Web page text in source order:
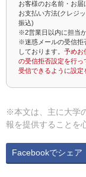
お客様のお名前・お
お支払い方法(クレジ
振込)
※2営業日以内に担当
※迷惑メールの受信拒
しております。 予めお
の受信拒否設定を行っ
受信できるように設定
※本文は、主に大学
報を提供することを
Facebookでシェア